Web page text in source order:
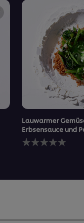
Lauwarmer
Erbsensauce und
Keine
Bewertungen
abgegeben